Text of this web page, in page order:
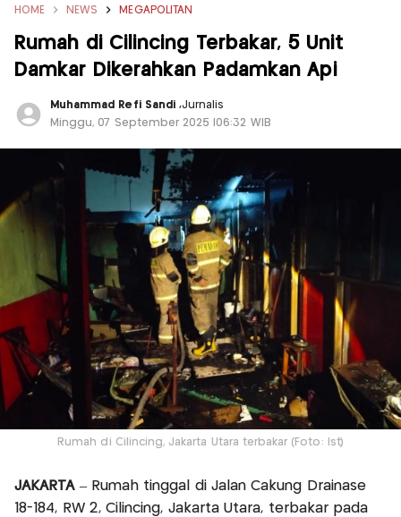
HOME NEWS MEGAPOLITAN
Rumah di Cilincing Terbakar, 5 Unit
Damkar Dikerahkan Padamkan Api
Muhammad Refi Sandi ,Jurnalis
Minggu, 07 September 2025 |06:32 WIB
Rumah di Cilincing, Jakarta Utara terbakar (Foto: Ist)
JAKARTA– Rumah tinggal di Jalan Cakung Drainase
18-184, RW 2, Cilincing, Jakarta Utara, terbakar pada